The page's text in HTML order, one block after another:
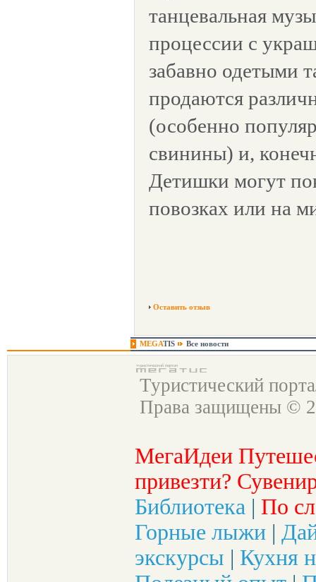
танцевальная
процессии с
забавно одетыми
продаются
(особенно
свинины) и,
Детишки могут
повозках или на
Оставить отзыв
MEGATIS Все новости
Туристический
Права защищены ©
МегаИдеи
привезти?
Библиотека | По
Горные лыжи |
экскурсы | Кухня